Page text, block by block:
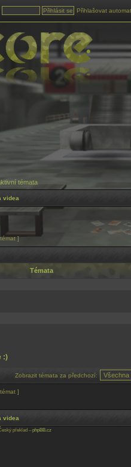
Přihlašovat
témata
videa
]
Témata
:)
Zobrazit témata za předchozí:
]
videa
překlad –phpBB.cz